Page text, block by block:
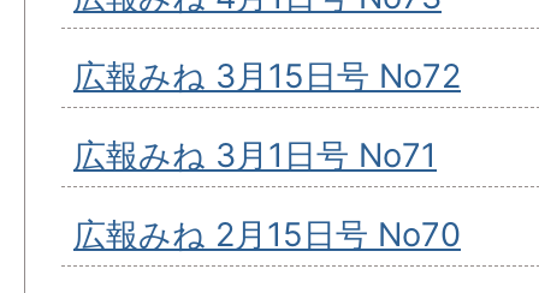
広報みね 3月15日号 No72
広報みね 3月1日号 No71
広報みね 2月15日号 No70